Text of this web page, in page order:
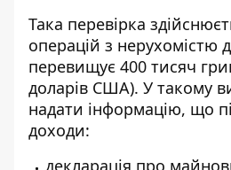
Така перевірка
операцій з нерухомістю
перевищує 400 тисяч
доларів США). У такому
надати інформацію, що
доходи:
декларація про